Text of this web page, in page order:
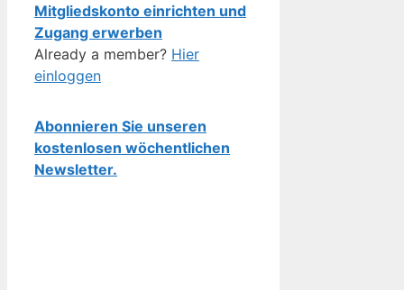
Mitgliedskonto einrichten und
Zugang erwerben
Already a member? Hier
einloggen
Abonnieren Sie unseren
kostenlosen wöchentlichen
Newsletter.